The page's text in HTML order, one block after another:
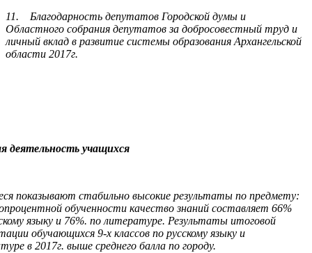
11. Благодарность депутатов Городской думы и
Областного собрания депутатов за добросовестный труд и
личный вклад в развитие системы образования Архангельской
области 2017г.
деятельность учащихся
показывают стабильно высокие результаты по предмету:
обученности качество знаний составляет 66%
языку и 76%. по литературе. Результаты итоговой
обучающихся 9-х классов по русскому языку и
в 2017г. выше среднего балла по городу.